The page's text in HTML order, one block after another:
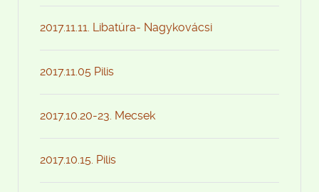
2017.11.11. Libatúra- Nagykovácsi
2017.11.05 Pilis
2017.10.20-23. Mecsek
2017.10.15. Pilis